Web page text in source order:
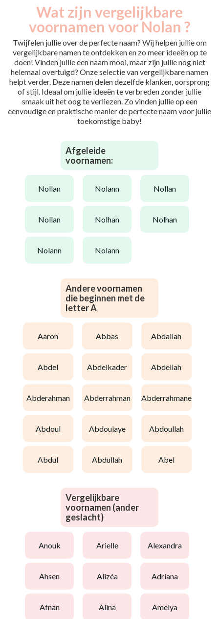
Wat zijn vergelijkbare
voornamen voor Nolan ?
Twijfelen jullie over de perfecte naam? Wij helpen jullie om
vergelijkbare namen te ontdekken en zo meer ideeën op te
doen! Vinden jullie een naam mooi, maar zijn jullie nog niet
helemaal overtuigd? Onze selectie van vergelijkbare namen
helpt verder. Deze namen delen dezelfde klanken, oorsprong
of stijl. Ideaal om jullie ideeën te verbreden zonder jullie
smaak uit het oog te verliezen. Zo vinden jullie op een
eenvoudige en praktische manier de perfecte naam voor jullie
toekomstige baby!
Afgeleide
voornamen:
nollan nolann nollan
nollan nolhan nolhan
nolann nolann
Andere voornamen
die beginnen met de
letter A
aaron abbas abdallah
abdel abdelkader abdellah
abderahman abderrahman abderrahmane
abdoul abdoulaye abdoullah
abdul abdullah abel
Vergelijkbare
voornamen (ander
geslacht)
anouk arielle alexandra
ahsen alizéa adriana
afnan alina amelya